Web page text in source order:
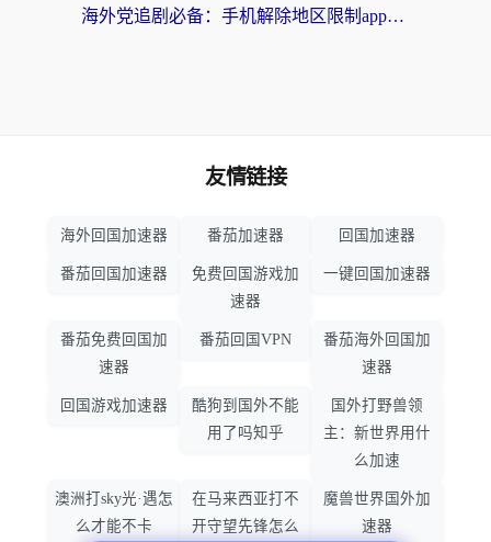
海外党追剧必备：手机解除地区限制app怎么选？解决央视视频&国内剧地区限制全指南
友情链接
海外回国加速器 番茄加速器 回国加速器
番茄回国加速器
免费回国游戏加
速器
一键回国加速器
番茄免费回国加
速器
番茄回国VPN
番茄海外回国加
速器
回国游戏加速器
酷狗到国外不能
用了吗知乎
国外打野兽领
主：新世界用什
么加速
澳洲打sky光·遇怎
么才能不卡
在马来西亚打不
开守望先锋怎么
魔兽世界国外加
速器